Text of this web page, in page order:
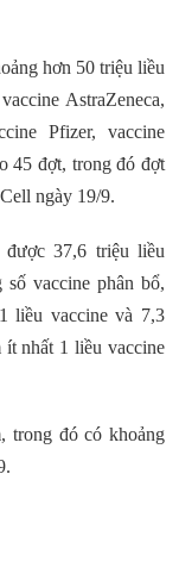
hơn 50 triệu liều
AstraZeneca,
Pfizer, vaccine
45 đợt, trong đó đợt
ngày 19/9.
37,6 triệu liều
vaccine phân bổ,
liều vaccine và 7,3
nhất 1 liều vaccine
trong đó có khoảng